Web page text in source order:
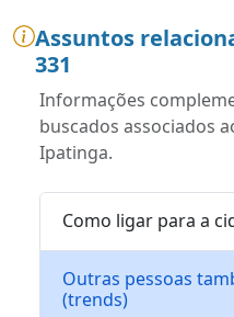
Assuntos
331
Informações
buscados associados
Ipatinga.
Como ligar para a
Outras pessoas
(trends)